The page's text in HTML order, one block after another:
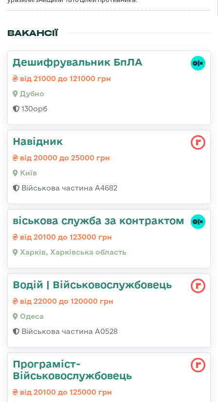
ВАКАНСІЇ
Дешифрувальник БпЛА
від 21000 до 121000 грн
Дубно
130орб
Навідник
від 20000 до 25000 грн
Київ
Військова частина А4682
віськова служба за контрактом
від 20100 до 123000 грн
Харків, Харківська область
Водій | Військовослужбовець
від 22000 до 120000 грн
Одеса
Військова частина А0528
Програміст-
Військовослужбовець
від 20100 до 125000 грн